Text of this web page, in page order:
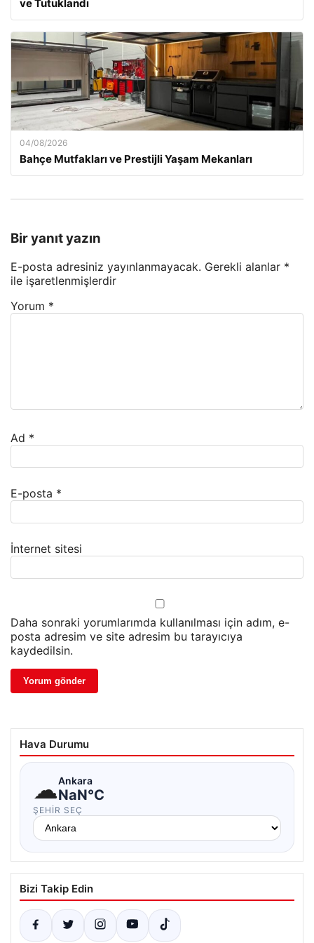
ve Tutuklandı
04/08/2026
Bahçe Mutfakları ve Prestijli Yaşam Mekanları
Bir yanıt yazın
E-posta adresiniz yayınlanmayacak. Gerekli alanlar *
ile işaretlenmişlerdir
Yorum *
Ad *
E-posta *
İnternet sitesi
Daha sonraki yorumlarımda kullanılması için adım, e-
posta adresim ve site adresim bu tarayıcıya
kaydedilsin.
Hava Durumu
☁Ankara
NaN°C
ŞEHIR SEÇ
Bizi Takip Edin